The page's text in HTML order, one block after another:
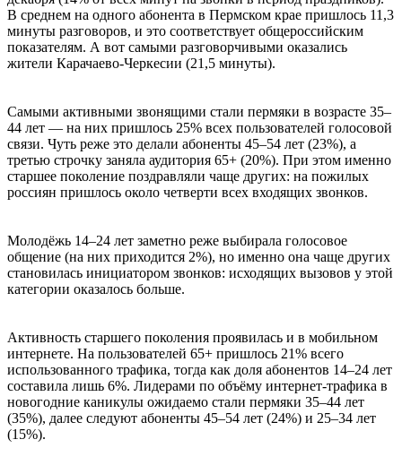
В среднем на одного абонента в Пермском крае пришлось 11,3
минуты разговоров, и это соответствует общероссийским
показателям. А вот самыми разговорчивыми оказались
жители Карачаево-Черкесии (21,5 минуты).
Самыми активными звонящими стали пермяки в возрасте 35–
44 лет — на них пришлось 25% всех пользователей голосовой
связи. Чуть реже это делали абоненты 45–54 лет (23%), а
третью строчку заняла аудитория 65+ (20%). При этом именно
старшее поколение поздравляли чаще других: на пожилых
россиян пришлось около четверти всех входящих звонков.
Молодёжь 14–24 лет заметно реже выбирала голосовое
общение (на них приходится 2%), но именно она чаще других
становилась инициатором звонков: исходящих вызовов у этой
категории оказалось больше.
Активность старшего поколения проявилась и в мобильном
интернете. На пользователей 65+ пришлось 21% всего
использованного трафика, тогда как доля абонентов 14–24 лет
составила лишь 6%. Лидерами по объёму интернет‑трафика в
новогодние каникулы ожидаемо стали пермяки 35–44 лет
(35%), далее следуют абоненты 45–54 лет (24%) и 25–34 лет
(15%).